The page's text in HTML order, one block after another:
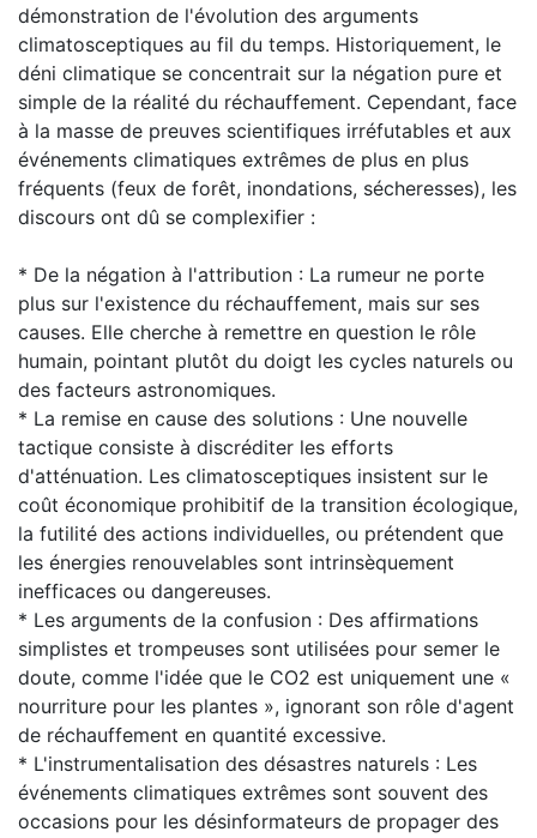
démonstration de l'évolution des arguments
climatosceptiques au fil du temps. Historiquement, le
déni climatique se concentrait sur la négation pure et
simple de la réalité du réchauffement. Cependant, face
à la masse de preuves scientifiques irréfutables et aux
événements climatiques extrêmes de plus en plus
fréquents (feux de forêt, inondations, sécheresses), les
discours ont dû se complexifier :
* De la négation à l'attribution : La rumeur ne porte
plus sur l'existence du réchauffement, mais sur ses
causes. Elle cherche à remettre en question le rôle
humain, pointant plutôt du doigt les cycles naturels ou
des facteurs astronomiques.
* La remise en cause des solutions : Une nouvelle
tactique consiste à discréditer les efforts
d'atténuation. Les climatosceptiques insistent sur le
coût économique prohibitif de la transition écologique,
la futilité des actions individuelles, ou prétendent que
les énergies renouvelables sont intrinsèquement
inefficaces ou dangereuses.
* Les arguments de la confusion : Des affirmations
simplistes et trompeuses sont utilisées pour semer le
doute, comme l'idée que le CO2 est uniquement une «
nourriture pour les plantes », ignorant son rôle d'agent
de réchauffement en quantité excessive.
* L'instrumentalisation des désastres naturels : Les
événements climatiques extrêmes sont souvent des
occasions pour les désinformateurs de propager des